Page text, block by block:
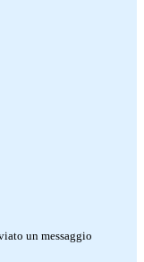
un messaggio